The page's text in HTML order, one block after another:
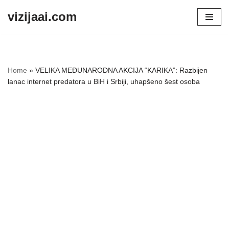
vizijaai.com
Home » VELIKA MEĐUNARODNA AKCIJA “KARIKA”: Razbijen
lanac internet predatora u BiH i Srbiji, uhapšeno šest osoba